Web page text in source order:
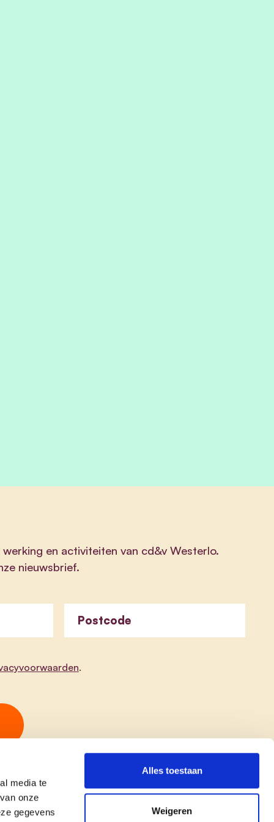
media te
onze
gegevens
Alles toestaan
Weigeren
en activiteiten van cd&v Westerlo.
nieuwsbrief.
Postcode
.